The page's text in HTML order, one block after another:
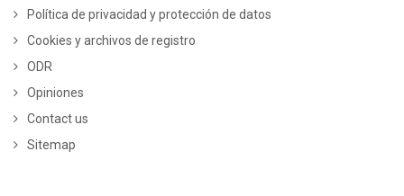
Política de privacidad y protección de datos
Cookies y archivos de registro
ODR
Opiniones
Contact us
Sitemap